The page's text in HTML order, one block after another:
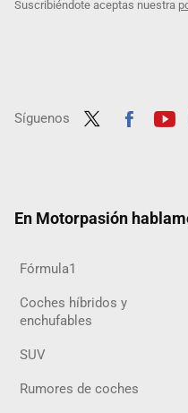
Suscribiéndote aceptas nuestra
Síguenos
En Motorpasión
Fórmula1
Coches híbridos y
enchufables
SUV
Rumores de coches